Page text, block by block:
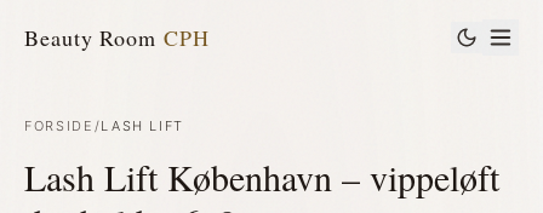
Beauty Room CPH
FORSIDE /LASH LIFT
Lash Lift København – vippeløft